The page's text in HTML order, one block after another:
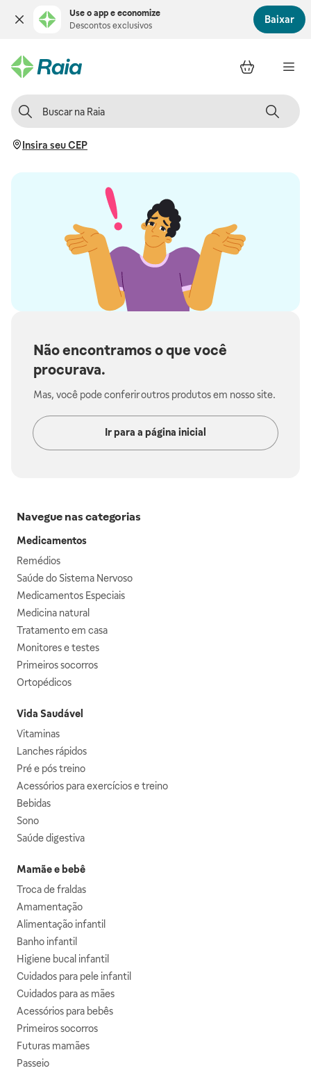
Use o app e economize
Descontos exclusivos
Baixar
Insira seu CEP
Não encontramos o que você
procurava.
Mas, você pode conferir outros produtos em nosso site.
Ir para a página inicial
Navegue nas categorias
Medicamentos
Remédios
Saúde do Sistema Nervoso
Medicamentos Especiais
Medicina natural
Tratamento em casa
Monitores e testes
Primeiros socorros
Ortopédicos
Vida Saudável
Vitaminas
Lanches rápidos
Pré e pós treino
Acessórios para exercícios e treino
Bebidas
Sono
Saúde digestiva
Mamãe e bebê
Troca de fraldas
Amamentação
Alimentação infantil
Banho infantil
Higiene bucal infantil
Cuidados para pele infantil
Cuidados para as mães
Acessórios para bebês
Primeiros socorros
Futuras mamães
Passeio